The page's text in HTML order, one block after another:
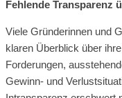
Fehlende Transparenz
Viele Gründerinnen und
klaren Überblick über
Forderungen,
Gewinn- und